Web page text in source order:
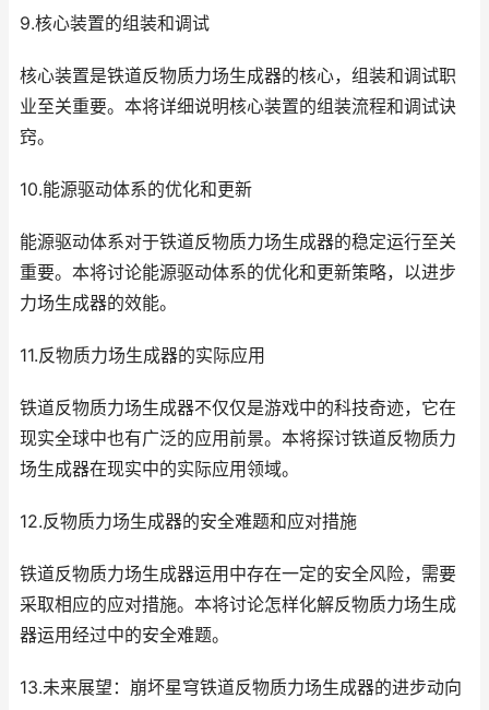
9.核心装置的组装和调试
核心装置是铁道反物质力场生成器的核心，组装和调试职
业至关重要。本将详细说明核心装置的组装流程和调试诀
窍。
10.能源驱动体系的优化和更新
能源驱动体系对于铁道反物质力场生成器的稳定运行至关
重要。本将讨论能源驱动体系的优化和更新策略，以进步
力场生成器的效能。
11.反物质力场生成器的实际应用
铁道反物质力场生成器不仅仅是游戏中的科技奇迹，它在
现实全球中也有广泛的应用前景。本将探讨铁道反物质力
场生成器在现实中的实际应用领域。
12.反物质力场生成器的安全难题和应对措施
铁道反物质力场生成器运用中存在一定的安全风险，需要
采取相应的应对措施。本将讨论怎样化解反物质力场生成
器运用经过中的安全难题。
13.未来展望：崩坏星穹铁道反物质力场生成器的进步动向